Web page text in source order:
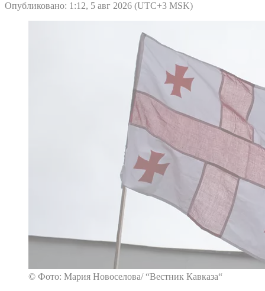
Опубликовано: 1:12, 5 авг 2026 (UTC+3 MSK)
© Фото: Мария Новоселова/ “Вестник Кавказа“